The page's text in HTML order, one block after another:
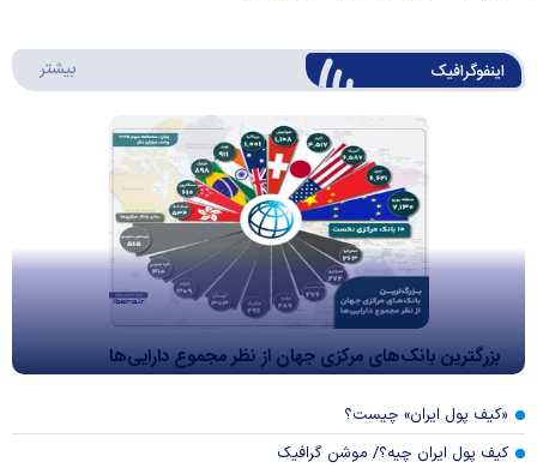
اینفوگرافیک بیشتر
بزرگترین بانک‌های مرکزی جهان از نظر مجموع دارایی‌ها
«کیف پول ایران» چیست؟
کیف پول ایران چیه؟/ موشن گرافیک